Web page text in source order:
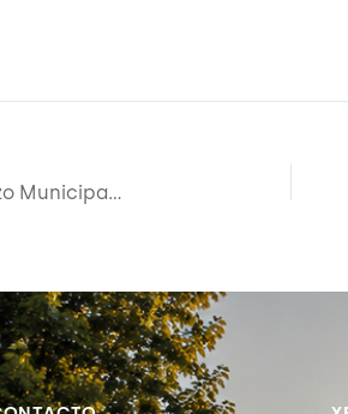
Aberto o prazo de inscrición ó taller do Espazo Municipal Ecolóxico “Preparación abono orgánico tipo Bocashi”